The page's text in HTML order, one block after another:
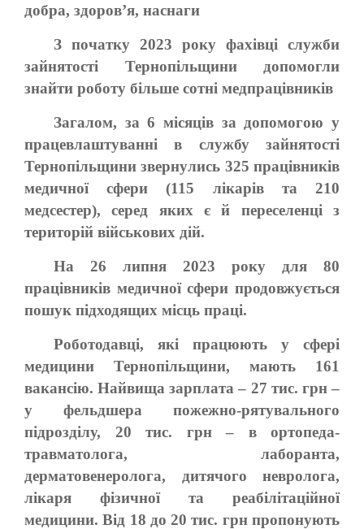
добра, здоров’я, наснаги
З початку 2023 року фахівці служби
зайнятості Тернопільщини допомогли
знайти роботу більше сотні медпрацівників
Загалом, за 6 місяців за допомогою у
працевлаштуванні в службу зайнятості
Тернопільщини звернулись 325 працівників
медичної сфери (115 лікарів та 210
медсестер), серед яких є й переселенці з
територій військових дій.
На 26 липня 2023 року для 80
працівників медичної сфери продовжується
пошук підходящих місць праці.
Роботодавці, які працюють у сфері
медицини Тернопільщини, мають 161
вакансію. Найвища зарплата – 27 тис. грн –
у фельдшера пожежно-рятувального
підрозділу, 20 тис. грн – в ортопеда-
травматолога, лаборанта,
дерматовенеролога, дитячого невролога,
лікаря фізичної та реабілітаційної
медицини. Від 18 до 20 тис. грн пропонують